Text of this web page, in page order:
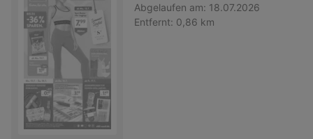
Abgelaufen am: 18.07.2026
Entfernt: 0,86 km